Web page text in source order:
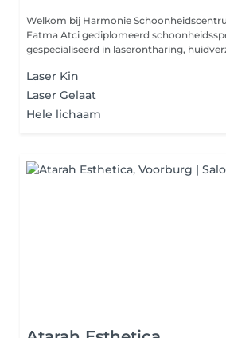
Welkom bij Harmonie
Fatma Atci gediplomeerd schoonheidsspecialiste,
gespecialiseerd in laserontharing,
Laser Kin
Laser Gelaat
Hele lichaam